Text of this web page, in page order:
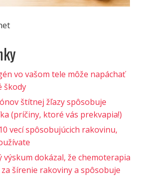
vo vašom tele môže napáchať
škody
štítnej žľazy spôsobuje
(príčiny, ktoré vás prekvapia!)
vecí spôsobujúcich rakovinu,
výskum dokázal, že chemoterapia
šírenie rakoviny a spôsobuje